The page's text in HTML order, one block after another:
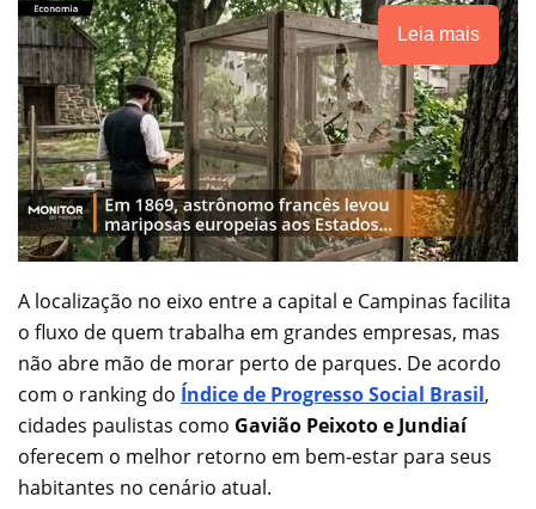
Leia mais
A localização no eixo entre a capital e Campinas facilita
o fluxo de quem trabalha em grandes empresas, mas
não abre mão de morar perto de parques. De acordo
com o ranking do Índice de Progresso Social Brasil,
cidades paulistas como Gavião Peixoto e Jundiaí
oferecem o melhor retorno em bem-estar para seus
habitantes no cenário atual.